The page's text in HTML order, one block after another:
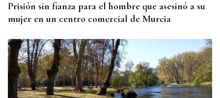
Prisión sin fianza para el hombre que asesinó a su
mujer en un centro comercial de Murcia